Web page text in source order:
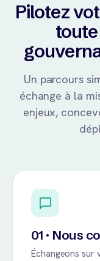
Pilotez
Un parcours
échange à la
enjeux,
01 · Nous
Échangeons sur